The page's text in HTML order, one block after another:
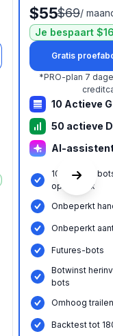
$55$69/
Je bespaart
Gratis
*PRO-plan 7
10 Actieve
50 actieve
AI-
10 COMBO
op Evedex
Onbeperkt
Onbeperkt
Futures-bots
Botwinst
bots
Omhoog
Backtest tot